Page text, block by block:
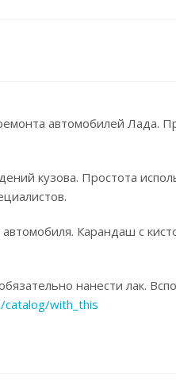
автомобилей Лада.
кузова. Простота
Карандаш с
нанести лак.
with_this